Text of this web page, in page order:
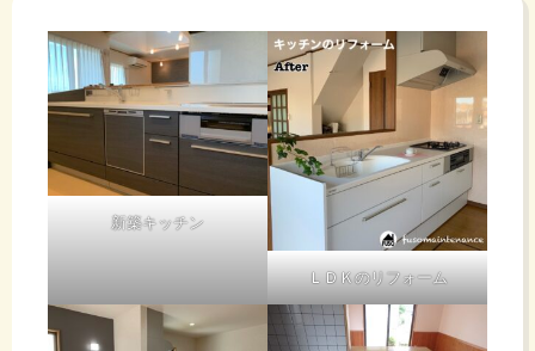
新築キッチン
ＬＤＫのリフォーム